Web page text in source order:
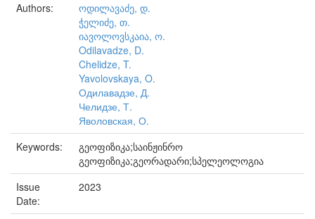
Authors:
ოდილავაძე, დ.
ჭელიძე, თ.
იავოლოვსკაია, ო.
Odilavadze, D.
Chelidze, T.
Yavolovskaya, O.
Одилавадзе, Д.
Челидзе, Т.
Яволовская, О.
Keywords:
გეოფიზიკა;საინჟინრო
გეოფიზიკა;გეორადარი;სპელეოლოგია
Issue
Date:
2023